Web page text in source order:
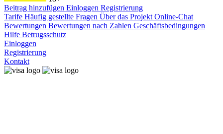
Beitrag hinzufügen Einloggen Registrierung
Tarife Häufig gestellte Fragen Über das Projekt Online-Chat
Bewertungen Bewertungen nach Zahlen Geschäftsbedingungen
Hilfe Betrugsschutz
Einloggen
Registrierung
Kontakt